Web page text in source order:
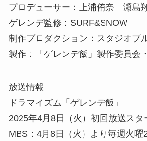
プロデューサー：上浦侑奈 瀬島
ゲレンデ監修：SURF&SNOW
制作プロダクション：スタジオブ
製作：「ゲレンデ飯」製作委員会
放送情報
ドラマイズム「ゲレンデ飯」
2025年4月8日（火）初回放送スタ
MBS：4月8日（火）より毎週火曜